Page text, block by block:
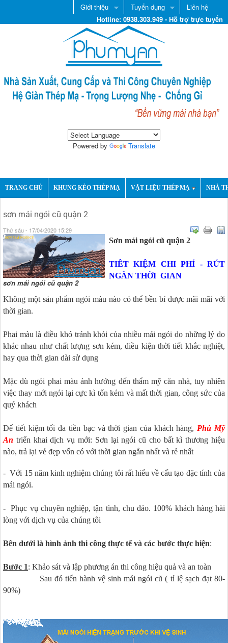
Giới thiệu Tuyển dụng
Liên hệ
Hotline: 0938.303.949 - Hỗ trợ trực tuyến
Powered by Translate
TRANG CHỦ KHUNG KÈO THÉP MẠ VẬT LIỆU THÉP MẠ NHÀ
sơn mái ngói cũ quận 2
Thứ sáu - 17/04/2020 15:29
sơn mái ngói cũ quận 2
Sơn mái ngói cũ quận 2
TIÊT KIỆM CHI PHÍ - RÚT
NGẮN THỜI GIAN
Không một sản phẩm ngói màu nào có thể bền bỉ được mãi mãi với
thời gian.
Phai màu là điều khó tránh khỏi của nhiều mái ngói do những lý do
khác nhau như chất lượng sơn kém, điều kiện thời tiết khắc nghiệt,
hay qua thời gian dài sử dụng
Mặc dù ngói phai màu ảnh hưởng đến thẩm mỹ căn nhà, tuy nhiên
việc thay mới ngói lại cực kì tốn kém và mất thời gian, công sức của
quý khách
Để tiết kiệm tối đa tiền bạc và thời gian của khách hàng, Phú Mỹ
An triển khai dịch vụ mới: Sơn lại ngói cũ cho bất kì thương hiệu
nào, trả lại vẻ đẹp vốn có với thời gian ngắn nhất và rẻ nhất
- Với 15 năm kinh nghiệm chúng tôi rất hiểu về cấu tạo đặc tính của
mái ngói.
- Phục vụ chuyên nghiệp, tận tình, chu đáo. 100% khách hàng hài
lòng với dịch vụ của chúng tôi
Bên dưới là hình ảnh thi công thực tế và các bước thực hiện:
Bước 1: Khảo sát và lập phương án thi công hiệu quả và an toàn
Sau đó tiến hành vệ sinh mái ngói cũ ( tỉ lệ sạch đạt 80-
90%)